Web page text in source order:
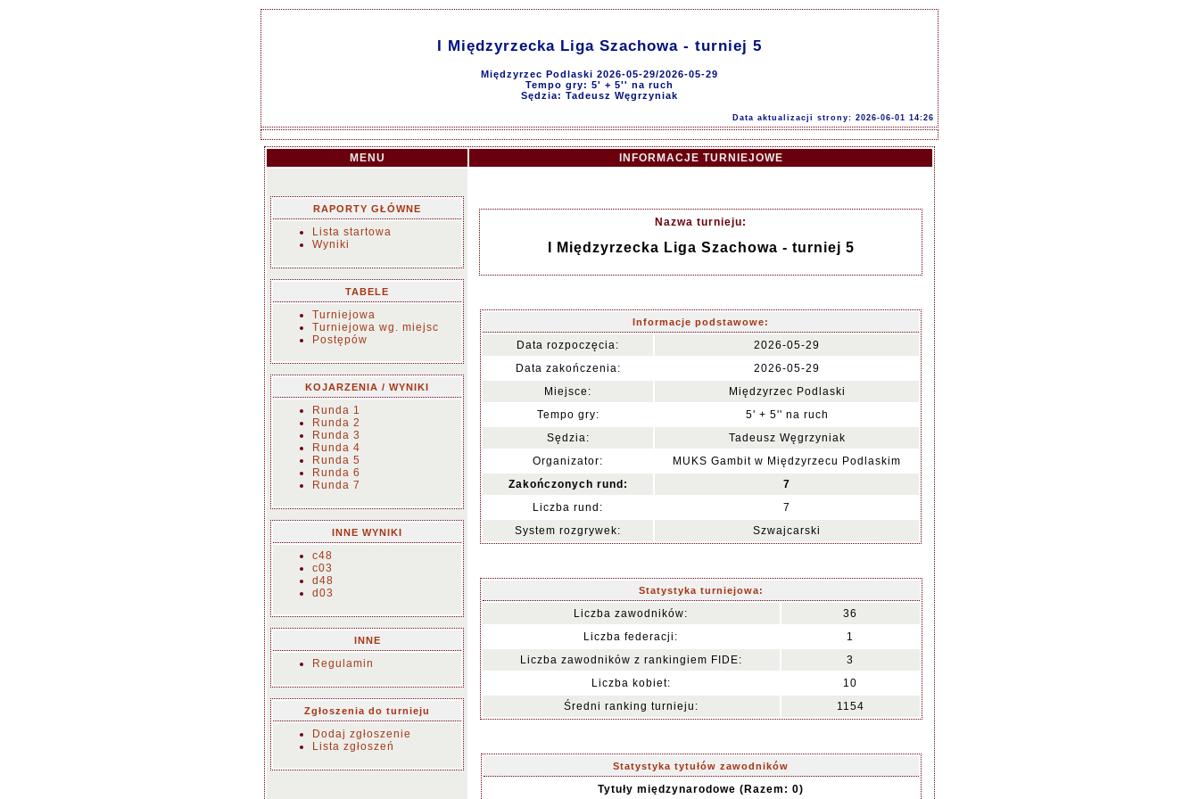
I Międzyrzecka Liga Szachowa - turniej 5
Międzyrzec Podlaski 2026-05-29/2026-05-29
Tempo gry: 5' + 5'' na ruch
Sędzia: Tadeusz Węgrzyniak
Data aktualizacji strony: 2026-06-01 14:26
MENU INFORMACJE TURNIEJOWE
RAPORTY GŁÓWNE
Lista startowa
Wyniki
TABELE
Turniejowa
Turniejowa wg. miejsc
Postępów
KOJARZENIA / WYNIKI
Runda 1
Runda 2
Runda 3
Runda 4
Runda 5
Runda 6
Runda 7
INNE WYNIKI
c48
c03
d48
d03
INNE
Regulamin
Zgłoszenia do turnieju
Dodaj zgłoszenie
Lista zgłoszeń
Nazwa turnieju:
I Międzyrzecka Liga Szachowa - turniej 5
Informacje podstawowe:
Data rozpoczęcia:
2026-05-29
Data zakończenia:
2026-05-29
Miejsce:
Międzyrzec Podlaski
Tempo gry:
5' + 5'' na ruch
Sędzia:
Tadeusz Węgrzyniak
Organizator:
MUKS Gambit w Międzyrzecu Podlaskim
Zakończonych rund:
7
Liczba rund:
7
System rozgrywek:
Szwajcarski
Statystyka turniejowa:
Liczba zawodników:
36
Liczba federacji:
1
Liczba zawodników z rankingiem FIDE:
3
Liczba kobiet:
10
Średni ranking turnieju:
1154
Statystyka tytułów zawodników
Tytuły międzynarodowe (Razem: 0)